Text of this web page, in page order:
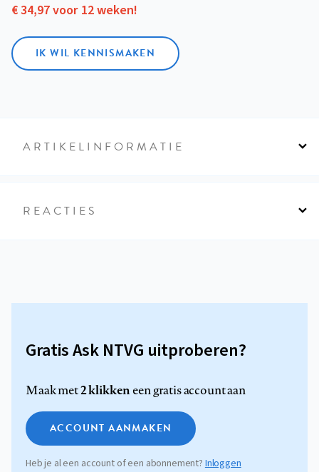
€ 34,97 voor 12 weken!
IK WIL KENNISMAKEN
ARTIKELINFORMATIE
REACTIES
Gratis Ask NTVG uitproberen?
Maak met2 klikkeneen gratis account aan
ACCOUNT AANMAKEN
Heb je al een account of een abonnement?Inloggen